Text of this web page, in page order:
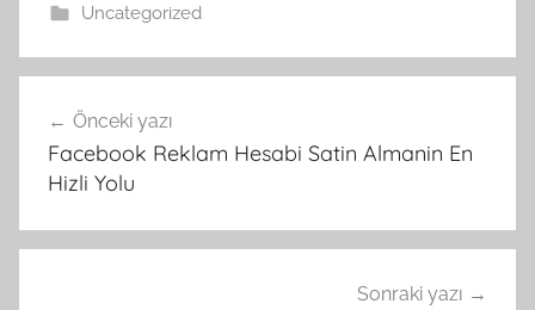
Uncategorized
gezinmesi
Önceki yazı
Facebook Reklam Hesabi Satin Almanin En
Hizli Yolu
Sonraki yazı